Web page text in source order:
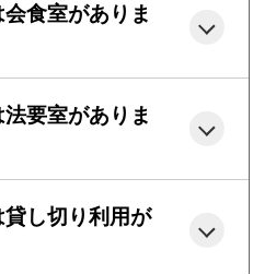
食室がありま
要室がありま
し切り利用が